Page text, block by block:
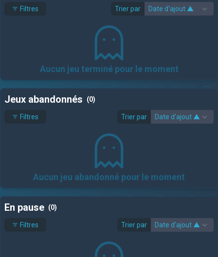
Filtres Trier par
Aucun jeu terminé pour le moment
Jeux abandonnés (0)
Filtres Trier par
Aucun jeu abandonné pour le moment
En pause (0)
Filtres Trier par